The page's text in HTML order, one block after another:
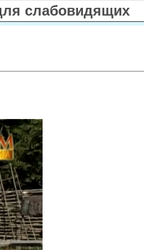
слабовидящих